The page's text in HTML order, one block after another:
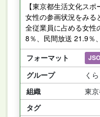
【東京都生活文化ス
女性の参画状況をみる
全従業員に占める女性
8％、民間放送 21.9％
フォーマット
グループ
く
組織
東
タグ